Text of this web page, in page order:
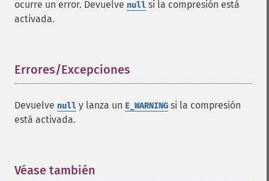
ocurre un error. Devuelve null si la compresión está
activada.
Errores/Excepciones
Devuelve null y lanza un E_WARNING si la compresión
está activada.
Véase también